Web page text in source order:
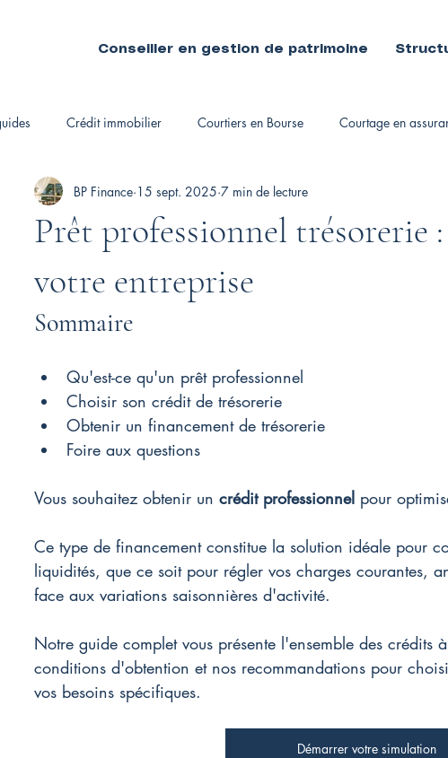
Conseiller en gestion de patrimoine
Crédit immobilier Courtiers en Bourse Courtage en
personnelle Courtiers immobiliers
Prêt professionnel trésorerie
votre entreprise
BP Finance 15 sept. 2025 7 min de lecture
Sommaire
Qu'est-ce qu'un prêt professionnel
Choisir son crédit de trésorerie
Obtenir un financement de trésorerie
Foire aux questions
Vous souhaitez obtenir un crédit professionnel pour
Ce type de financement constitue la solution idéale pour
liquidités, que ce soit pour régler vos charges courantes,
face aux variations saisonnières d'activité.
Notre guide complet vous présente l'ensemble des crédits
conditions d'obtention et nos recommandations pour
vos besoins spécifiques.
Démarrer votre simulation